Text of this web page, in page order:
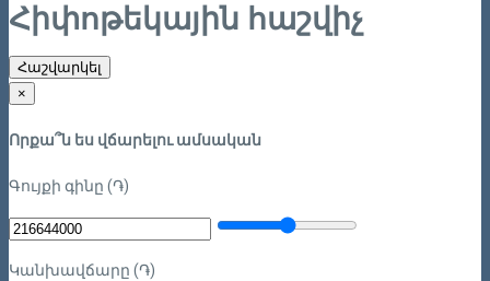
Հիփոթեկային հաշվիչ
Հաշվարկել
×
Որքա՞ն ես վճարելու ամսական
Գույքի գինը (֏)
Կանխավճարը (֏)